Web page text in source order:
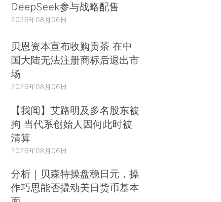
DeepSeek参与战略配售
2026年08月06日
贝恩资本宣布收购贡茶 在中
国大陆无法注册商标后退出市
场
2026年08月06日
【我闻】艾路明及多名股东被
拘 当代系创始人因何此时被
清算
2026年08月06日
分析｜贝森特操盘稳日元，操
作巧思能否撬动美日货币基本